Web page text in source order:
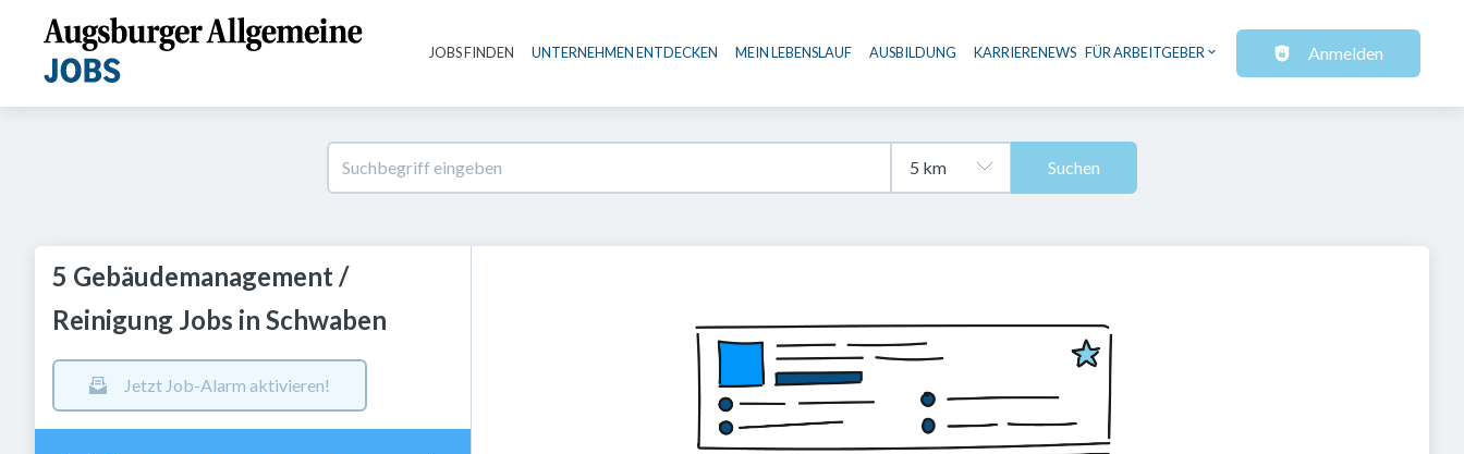
Haupt-Navigation
JOBS FINDEN UNTERNEHMEN ENTDECKEN MEIN LEBENSLAUF AUSBILDUNG KARRIERENEWS FÜR ARBEITGEBER Anmelden
Suchen
5 Gebäudemanagement /
Reinigung Jobs in Schwaben
Jetzt Job-Alarm aktivieren!